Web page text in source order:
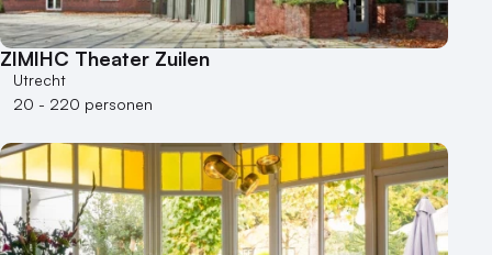
ZIMIHC Theater Zuilen
Utrecht
20 - 220 personen